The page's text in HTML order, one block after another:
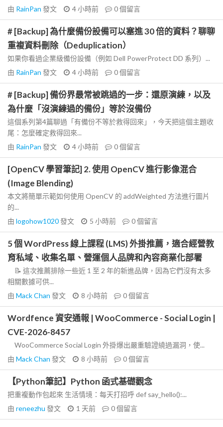
由 RainPan 發文 4 小時前 0個留言
# [Backup] 為什麼備份設備可以塞進 30 倍的資料？聊聊
重複資料刪除（Deduplication）
如果你看過企業級備份設備（例如 Dell PowerProtect DD 系列）...
由 RainPan 發文 4 小時前 0個留言
# [Backup] 備份界最常被跳過的一步：還原演練，以及
為什麼「沒演練過的備份」等於沒備份
這個系列第4篇聊過「有備份不等於救得回來」，今天把這個主題收
尾：怎麼確定救得回來...
由 RainPan 發文 4 小時前 0個留言
[OpenCV 學習筆記] 2. 使用 OpenCV 進行影像混合
(Image Blending)
本文將簡單示範如何使用 OpenCV 的 addWeighted 方法進行圖片
的...
由 logohow1020發文 5 小時前 0個留言
5 個 WordPress 線上課程 (LMS) 外掛推薦，適合經營教
育私域、收集名單、營運個人品牌和內容商業化部署
📝 這次推薦排除一些近 1 至 2 年的新進品牌，因為它們沒有太多
相關數據可供...
由 Mack Chan 發文 8 小時前 0個留言
Wordfence 資安通報 | WooCommerce - Social Login |
CVE-2026-8457
WooCommerce Social Login 外掛爆出嚴重驗證繞過漏洞，使...
由 Mack Chan 發文 8 小時前 0個留言
【Python筆記】Python 函式基礎觀念
把重複動作包起來 生活情境：每天打招呼 def say_hello():...
由 reneezhu 發文 1 天前 0個留言